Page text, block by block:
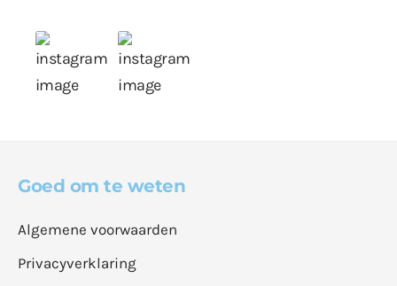
Goed om te weten
Algemene voorwaarden
Privacyverklaring